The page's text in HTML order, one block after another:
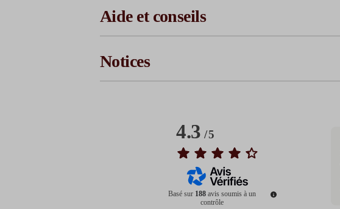
Aide et conseils
Notices
4.3/5
Basé sur 188 avis soumis à un
contrôle